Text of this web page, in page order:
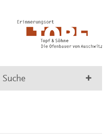
Suche